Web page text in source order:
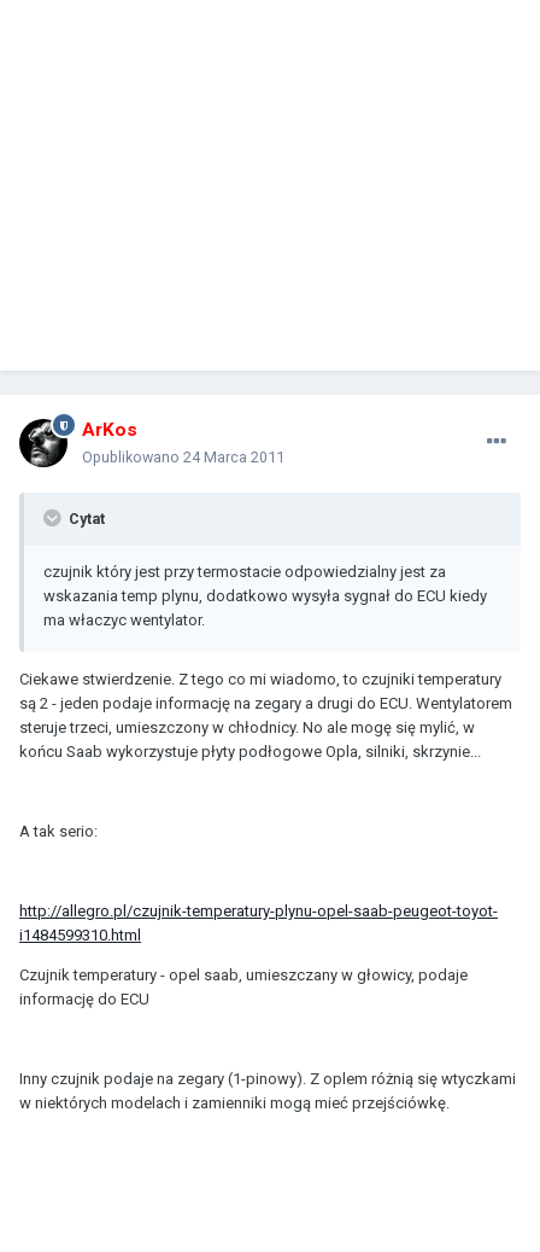
ArKos
Opublikowano 24 Marca 2011
Cytat
czujnik który jest przy termostacie odpowiedzialny jest za
wskazania temp plynu, dodatkowo wysyła sygnał do ECU kiedy
ma właczyc wentylator.
Ciekawe stwierdzenie. Z tego co mi wiadomo, to czujniki temperatury
są 2 - jeden podaje informację na zegary a drugi do ECU. Wentylatorem
steruje trzeci, umieszczony w chłodnicy. No ale mogę się mylić, w
końcu Saab wykorzystuje płyty podłogowe Opla, silniki, skrzynie...
A tak serio:
http://allegro.pl/czujnik-temperatury-plynu-opel-saab-peugeot-toyot-
i1484599310.html
Czujnik temperatury - opel saab, umieszczany w głowicy, podaje
informację do ECU
Inny czujnik podaje na zegary (1-pinowy). Z oplem różnią się wtyczkami
w niektórych modelach i zamienniki mogą mieć przejściówkę.